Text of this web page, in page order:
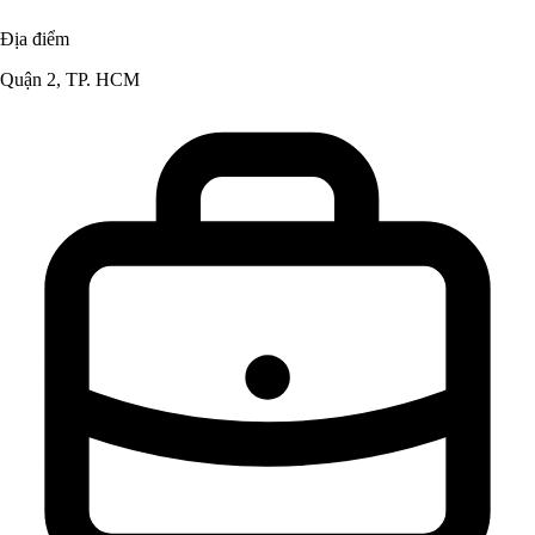
Địa điểm
Quận 2, TP. HCM